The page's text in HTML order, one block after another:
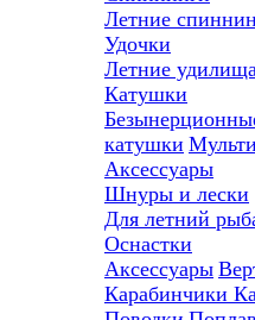
Летние
Удочки
Летние удилища
Катушки
катушки
Аксессуары
Шнуры и лески
Для летний
Оснастки
Аксессуары
Карабинчики